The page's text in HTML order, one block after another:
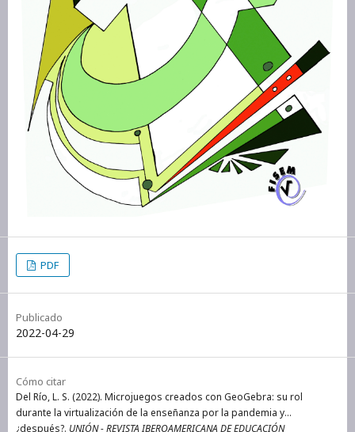
PDF
Publicado
2022-04-29
Cómo citar
Del Río, L. S. (2022). Microjuegos creados con GeoGebra: su rol
durante la virtualización de la enseñanza por la pandemia y…
¿después?. UNIÓN - REVISTA IBEROAMERICANA DE EDUCACIÓN